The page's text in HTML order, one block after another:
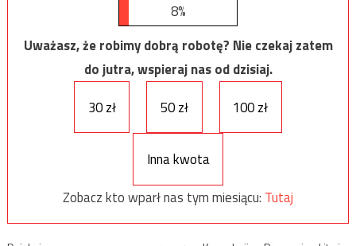
8%
Uważasz, że robimy dobrą robotę? Nie czekaj zatem
do jutra, wspieraj nas od dzisiaj.
30 zł
50 zł 100 zł
Inna kwota
Zobacz kto wparł nas tym miesiącu: Tutaj